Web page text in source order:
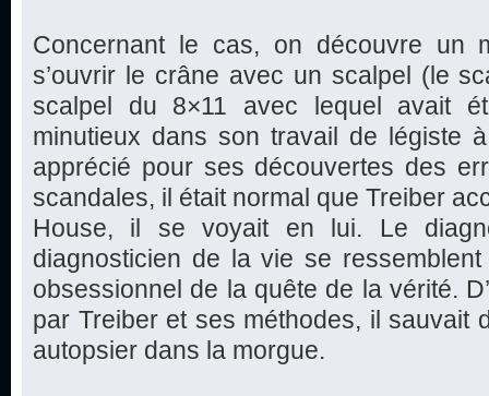
Concernant le cas, on découvre un
s’ouvrir le crâne avec un scalpel (le
scalpel du 8×11 avec lequel avait
minutieux dans son travail de légiste
apprécié pour ses découvertes des
scandales, il était normal que Treiber
House, il se voyait en lui. Le
diagnosticien de la vie se
obsessionnel de la quête de la vérité.
par Treiber et ses méthodes, il sauvait
autopsier dans la morgue.